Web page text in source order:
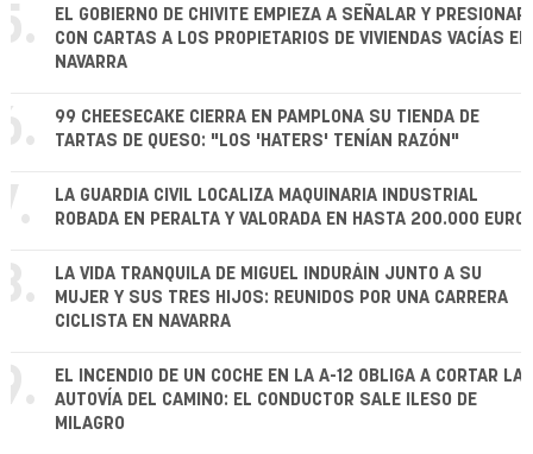
EL GOBIERNO DE CHIVITE EMPIEZA A SEÑALAR Y PRESIONAR
CON CARTAS A LOS PROPIETARIOS DE VIVIENDAS VACÍAS EN
NAVARRA
99 CHEESECAKE CIERRA EN PAMPLONA SU TIENDA DE
TARTAS DE QUESO: "LOS 'HATERS' TENÍAN RAZÓN"
LA GUARDIA CIVIL LOCALIZA MAQUINARIA INDUSTRIAL
ROBADA EN PERALTA Y VALORADA EN HASTA 200.000
LA VIDA TRANQUILA DE MIGUEL INDURÁIN JUNTO A SU
MUJER Y SUS TRES HIJOS: REUNIDOS POR UNA CARRERA
CICLISTA EN NAVARRA
EL INCENDIO DE UN COCHE EN LA A-12 OBLIGA A CORTAR LA
AUTOVÍA DEL CAMINO: EL CONDUCTOR SALE ILESO DE
MILAGRO